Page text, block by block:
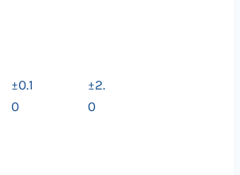
±0.1
0
±2.
0